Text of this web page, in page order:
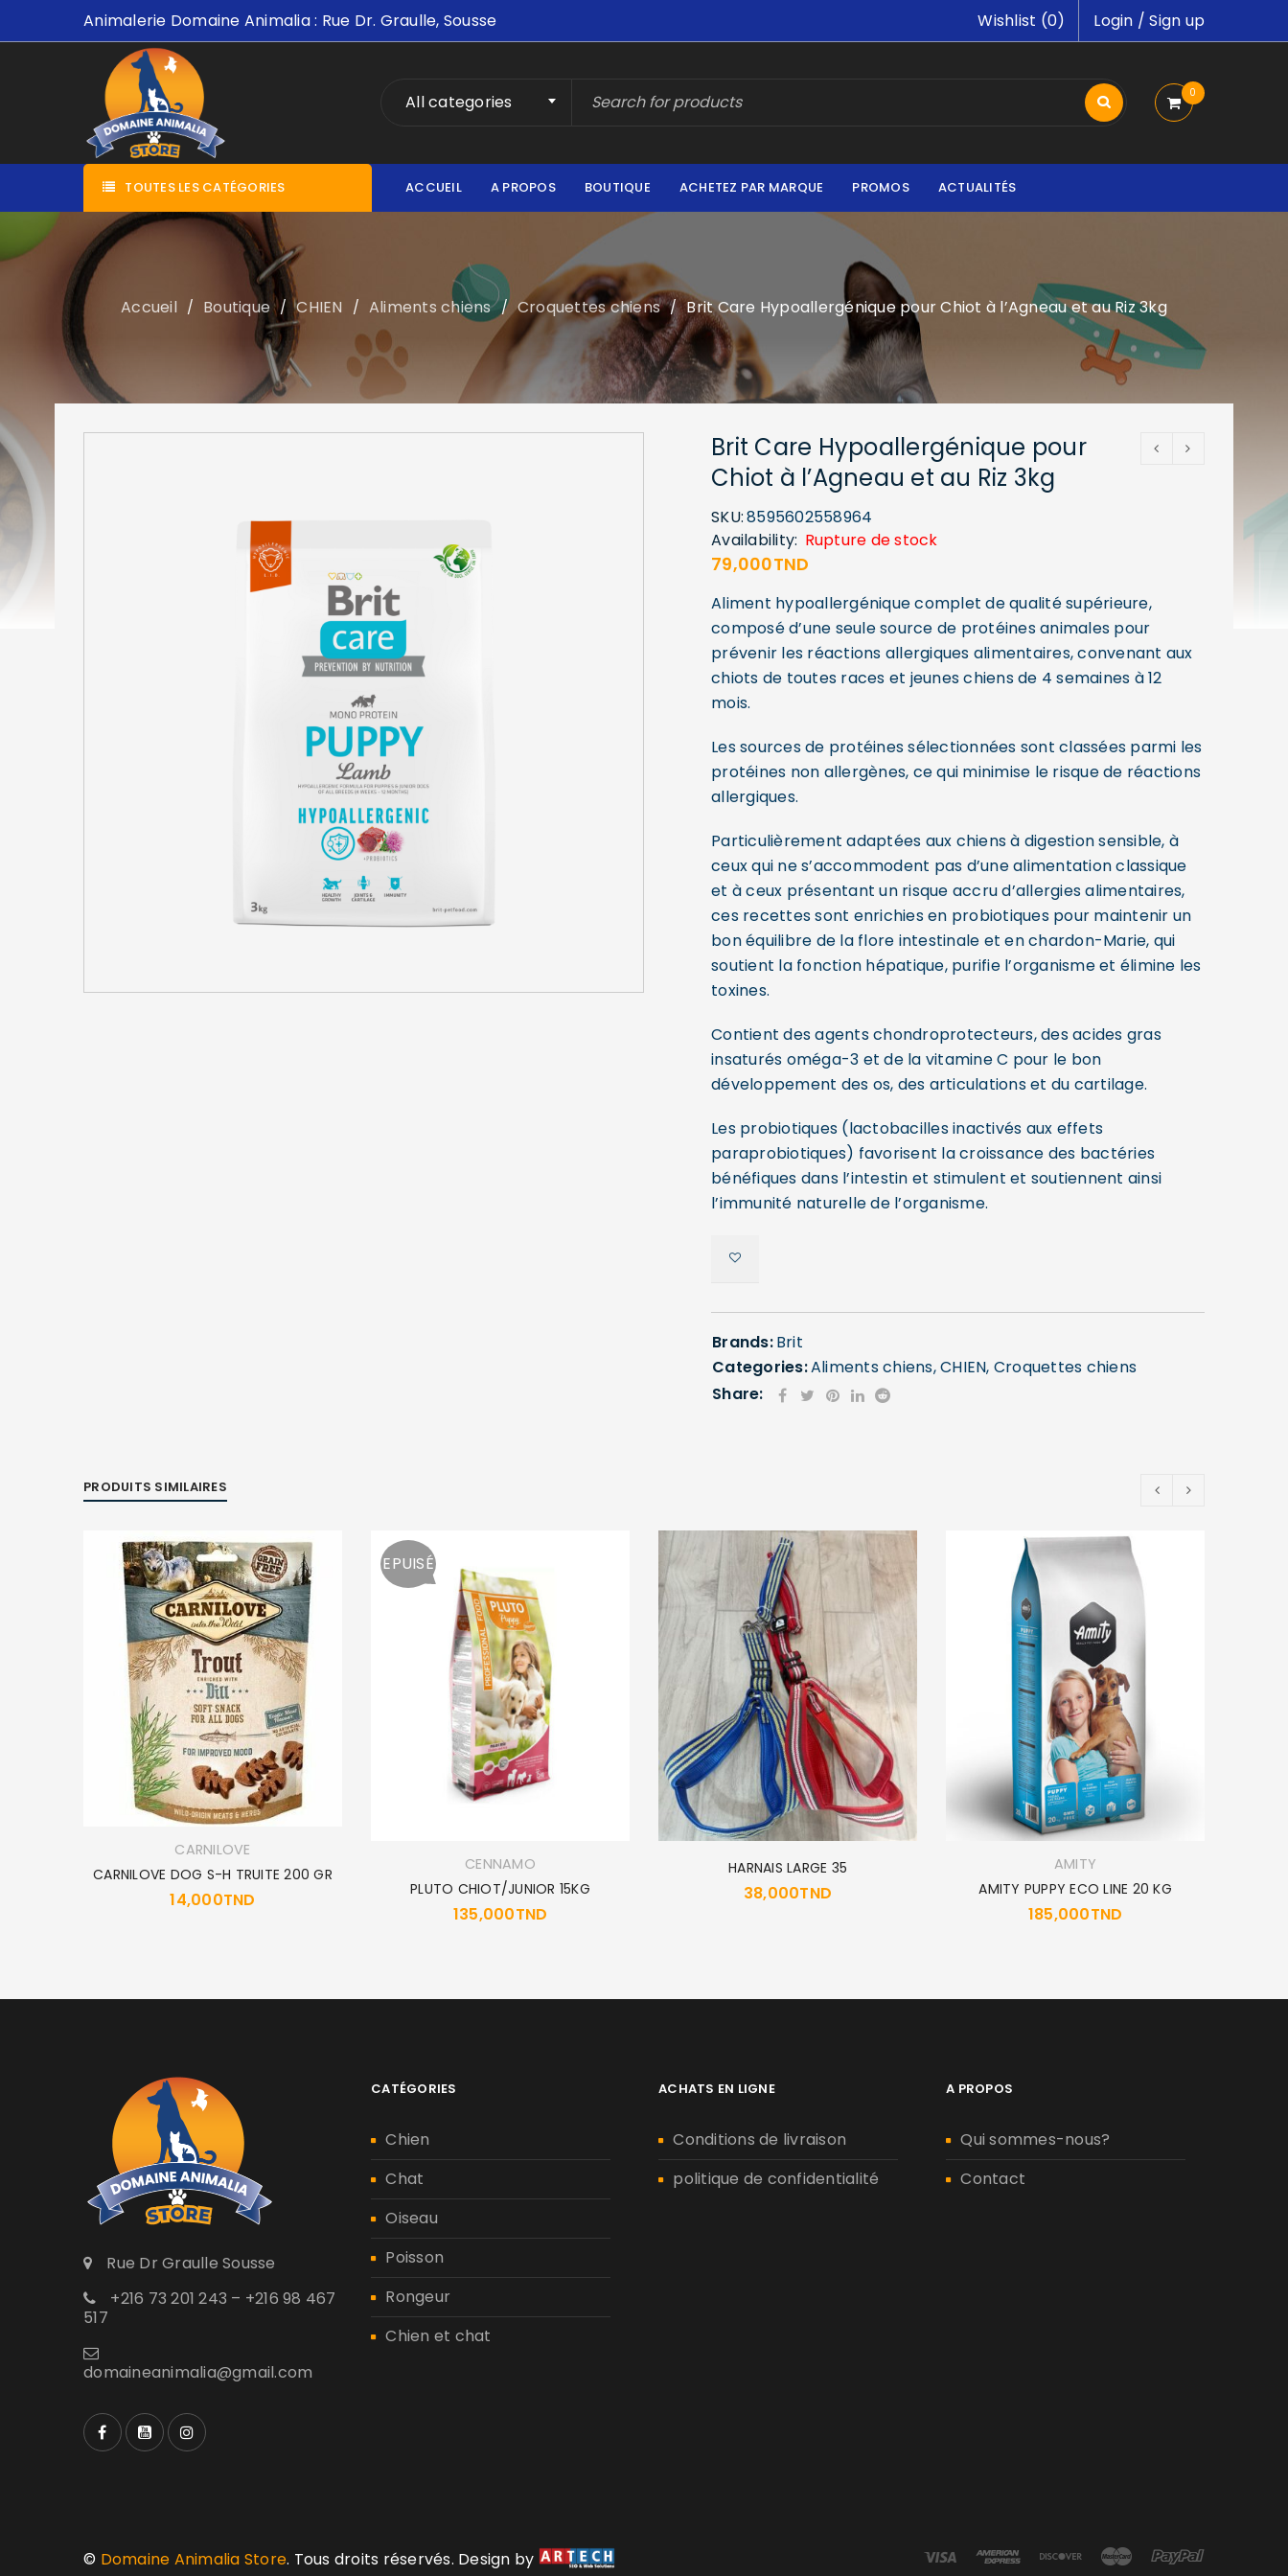
Animalerie Domaine Animalia : Rue Dr. Graulle, Sousse Login /Sign up
Wishlist (0)
All categories 0
TOUTES LES CATÉGORIES ACCUEIL A PROPOS BOUTIQUE ACHETEZ PAR MARQUE PROMOS ACTUALITÉS
Accueil / Boutique / CHIEN / Aliments chiens / Croquettes chiens / Brit Care Hypoallergénique pour Chiot à l’Agneau et au Riz 3kg
Brit Care Hypoallergénique pour
Chiot à l’Agneau et au Riz 3kg
SKU:8595602558964
Availability: Rupture de stock
79,000TND
Aliment hypoallergénique complet de qualité supérieure,
composé d’une seule source de protéines animales pour
prévenir les réactions allergiques alimentaires, convenant aux
chiots de toutes races et jeunes chiens de 4 semaines à 12
mois.
Les sources de protéines sélectionnées sont classées parmi les
protéines non allergènes, ce qui minimise le risque de réactions
allergiques.
Particulièrement adaptées aux chiens à digestion sensible, à
ceux qui ne s’accommodent pas d’une alimentation classique
et à ceux présentant un risque accru d’allergies alimentaires,
ces recettes sont enrichies en probiotiques pour maintenir un
bon équilibre de la flore intestinale et en chardon-Marie, qui
soutient la fonction hépatique, purifie l’organisme et élimine les
toxines.
Contient des agents chondroprotecteurs, des acides gras
insaturés oméga-3 et de la vitamine C pour le bon
développement des os, des articulations et du cartilage.
Les probiotiques (lactobacilles inactivés aux effets
paraprobiotiques) favorisent la croissance des bactéries
bénéfiques dans l’intestin et stimulent et soutiennent ainsi
l’immunité naturelle de l’organisme.
Brands:Brit
Categories:Aliments chiens,CHIEN, Croquettes chiens
Share:
PRODUITS SIMILAIRES
CARNILOVE
CARNILOVE DOG S-H TRUITE 200 GR
14,000TND
EPUISÉ
CENNAMO
PLUTO CHIOT/JUNIOR 15KG
135,000TND
HARNAIS LARGE 35
38,000TND
AMITY
AMITY PUPPY ECO LINE 20 KG
185,000TND
Rue Dr Graulle Sousse
+216 73 201 243 – +216 98 467
517
domaineanimalia@gmail.com
CATÉGORIES
Chien
Chat
Oiseau
Poisson
Rongeur
Chien et chat
ACHATS EN LIGNE
Conditions de livraison
politique de confidentialité
A PROPOS
Qui sommes-nous?
Contact
© Domaine Animalia Store. Tous droits réservés. Design by